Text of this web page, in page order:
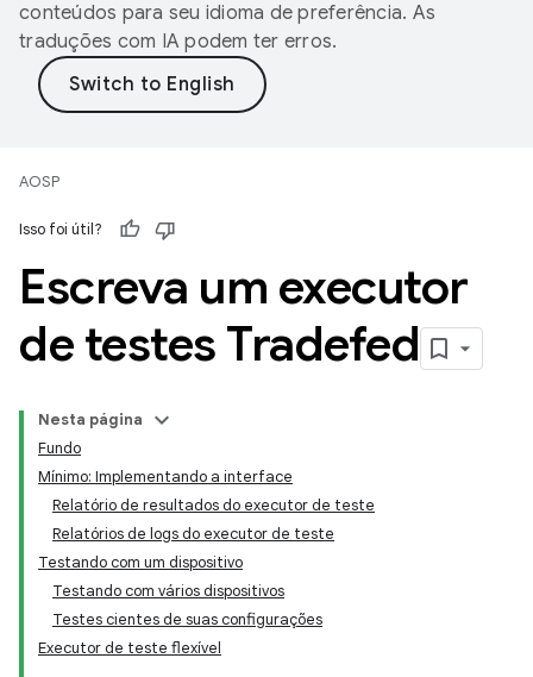
conteúdos para seu idioma de preferência. As
traduções com IA podem ter erros.
AOSP
Isso foi útil?
Escreva um executor
de testes Tradefed
Nesta página
Fundo
Mínimo: Implementando a interface
Relatório de resultados do executor de teste
Relatórios de logs do executor de teste
Testando com um dispositivo
Testando com vários dispositivos
Testes cientes de suas configurações
Executor de teste flexível